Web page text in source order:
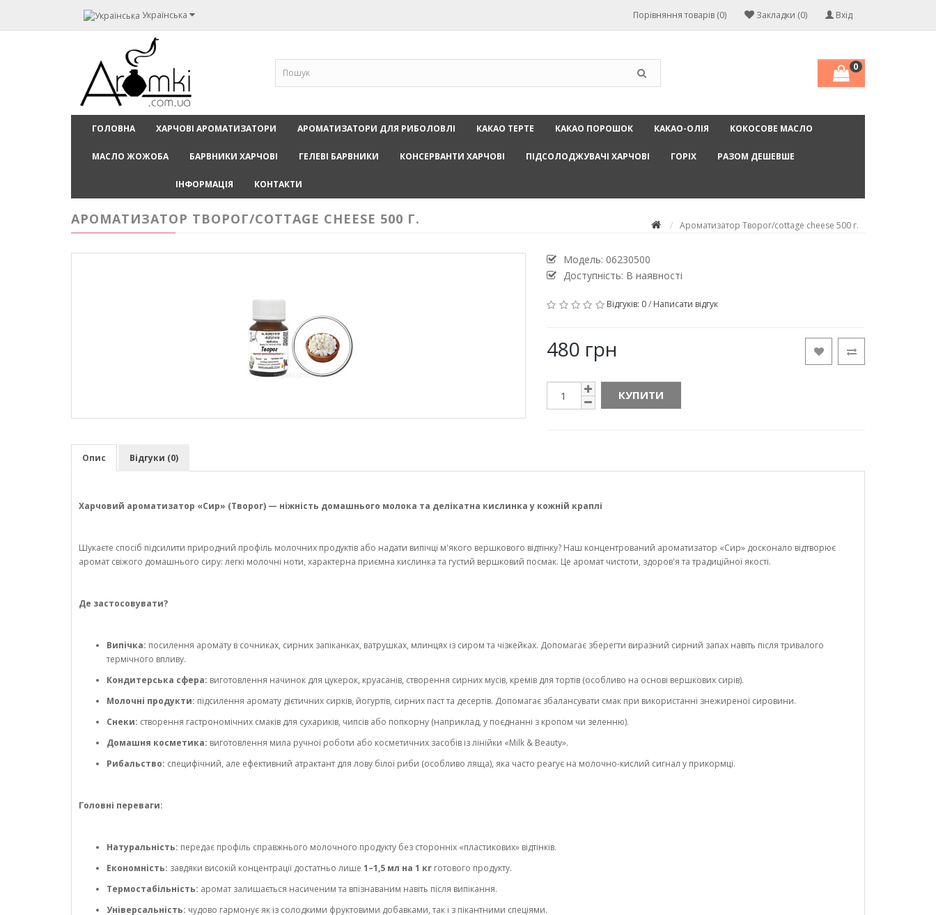
Українська Вхід
Закладки (0)
Порівняння товарів (0)
0
ГОЛОВНА ХАРЧОВІ АРОМАТИЗАТОРИ АРОМАТИЗАТОРИ ДЛЯ РИБОЛОВЛІ КАКАО ТЕРТЕ КАКАО ПОРОШОК КАКАО-ОЛІЯ КОКОСОВЕ МАСЛО
МАСЛО ЖОЖОБА БАРВНИКИ ХАРЧОВІ ГЕЛЕВІ БАРВНИКИ КОНСЕРВАНТИ ХАРЧОВІ ПІДСОЛОДЖУВАЧІ ХАРЧОВІ ГОРІХ РАЗОМ ДЕШЕВШЕ
ІНФОРМАЦІЯ КОНТАКТИ
Ароматизатор Творог/cottage cheese 500 г.
АРОМАТИЗАТОР ТВОРОГ/COTTAGE CHEESE 500 Г.
Модель: 06230500
Доступність: В наявності
Відгуків: 0/ Написати відгук
480 грн
КУПИТИ
Опис Відгуки (0)
Харчовий ароматизатор «Сир» (Творог) — ніжність домашнього молока та делікатна кислинка у кожній краплі
Шукаєте спосіб підсилити природний профіль молочних продуктів або надати випічці м'якого вершкового відтінку? Наш концентрований ароматизатор «Сир» досконало відтворює
аромат свіжого домашнього сиру: легкі молочні ноти, характерна приємна кислинка та густий вершковий посмак. Це аромат чистоти, здоров'я та традиційної якості.
Де застосовувати?
Випічка: посилення аромату в сочниках, сирних запіканках, ватрушках, млинцях із сиром та чізкейках. Допомагає зберегти виразний сирний запах навіть після тривалого
термічного впливу.
Кондитерська сфера: виготовлення начинок для цукерок, круасанів, створення сирних мусів, кремів для тортів (особливо на основі вершкових сирів).
Молочні продукти: підсилення аромату дієтичних сирків, йогуртів, сирних паст та десертів. Допомагає збалансувати смак при використанні знежиреної сировини.
Снеки: створення гастрономічних смаків для сухариків, чипсів або попкорну (наприклад, у поєднанні з кропом чи зеленню).
Домашня косметика: виготовлення мила ручної роботи або косметичних засобів із лінійки «Milk & Beauty».
Рибальство: специфічний, але ефективний атрактант для лову білої риби (особливо ляща), яка часто реагує на молочно-кислий сигнал у прикормці.
Головні переваги:
Натуральність: передає профіль справжнього молочного продукту без сторонніх «пластикових» відтінків.
Економність: завдяки високій концентрації достатньо лише 1–1,5 мл на 1 кг готового продукту.
Термостабільність: аромат залишається насиченим та впізнаваним навіть після випікання.
Універсальність: чудово гармонує як із солодкими фруктовими добавками, так і з пікантними спеціями.